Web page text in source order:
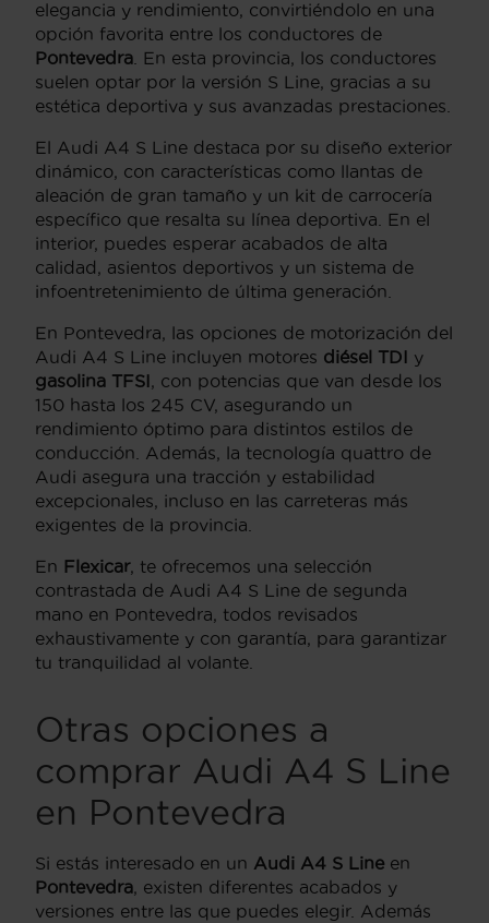
elegancia y rendimiento, convirtiéndolo en una
opción favorita entre los conductores de
Pontevedra . En esta provincia, los conductores
suelen optar por la versión S Line, gracias a su
estética deportiva y sus avanzadas prestaciones.
El Audi A4 S Line destaca por su diseño exterior
dinámico, con características como llantas de
aleación de gran tamaño y un kit de carrocería
específico que resalta su línea deportiva. En el
interior, puedes esperar acabados de alta
calidad, asientos deportivos y un sistema de
infoentretenimiento de última generación.
En Pontevedra, las opciones de motorización del
Audi A4 S Line incluyen motores diésel TDI y
gasolina TFSI, con potencias que van desde los
150 hasta los 245 CV, asegurando un
rendimiento óptimo para distintos estilos de
conducción. Además, la tecnología quattro de
Audi asegura una tracción y estabilidad
excepcionales, incluso en las carreteras más
exigentes de la provincia.
En Flexicar, te ofrecemos una selección
contrastada de Audi A4 S Line de segunda
mano en Pontevedra, todos revisados
exhaustivamente y con garantía, para garantizar
tu tranquilidad al volante.
Otras opciones a
comprar Audi A4 S Line
en Pontevedra
Si estás interesado en un Audi A4 S Line en
Pontevedra, existen diferentes acabados y
versiones entre las que puedes elegir. Además